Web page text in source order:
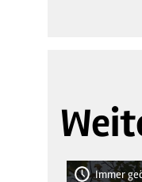
Immer